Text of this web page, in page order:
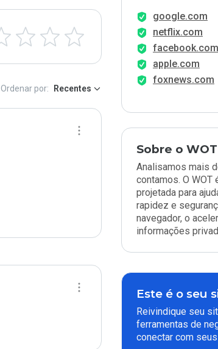
Ordenar por: Recentes
google.com
netflix.com
facebook.com
apple.com
foxnews.com
Sobre o WOT
Analisamos mais
contamos. O WOT
projetada para
rapidez e
navegador, o
informações
Este é o seu
Reivindique seu
ferramentas de
conectar com